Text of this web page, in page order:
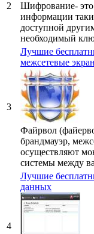
2
Шифрование- это
информации
доступной
необходимый
3
Лучшие
межсетевые
Файрвол
брандмауэр,
осуществляют
системы между
4
Лучшие
данных